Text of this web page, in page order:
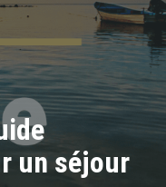
un séjour